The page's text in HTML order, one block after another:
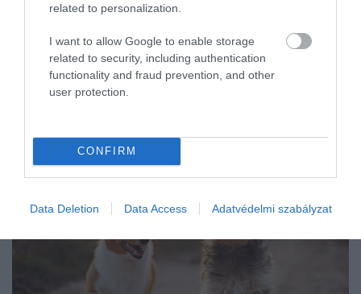
related to personalization.
I want to allow Google to enable storage
related to security, including authentication
functionality and fraud prevention, and other
user protection.
CONFIRM
Data Deletion Data Access Adatvédelmi szabályzat